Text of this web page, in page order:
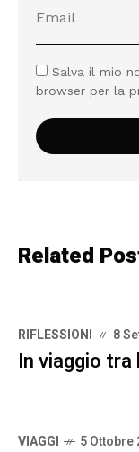
Salva il mio
browser per la
Related
RIFLESSIONI 8
In viaggio
VIAGGI 5 Ottobre